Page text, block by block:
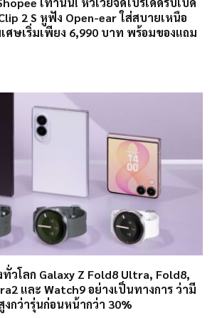
2 S หูฟัง Open-ear ใส่สบายเหนือ
ศษเริ่มเพียง 6,990 บาท พร้อมของแถม
วโลก Galaxy Z Fold8 Ultra, Fold8,
และ Watch9 อย่างเป็นทางการ ว่ามี
งกว่ารุ่นก่อนหน้ากว่า 30%